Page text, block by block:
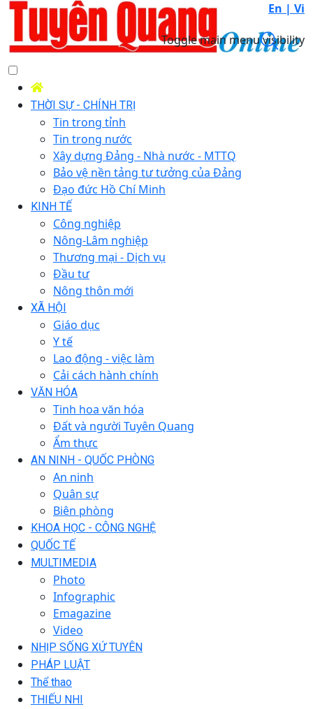
En | Vi
Toggle main menu visibility
THỜI SỰ - CHÍNH TRỊ
Tin trong tỉnh
Tin trong nước
Xây dựng Đảng - Nhà nước - MTTQ
Bảo vệ nền tảng tư tưởng của Đảng
Đạo đức Hồ Chí Minh
KINH TẾ
Công nghiệp
Nông-Lâm nghiệp
Thương mại - Dịch vụ
Đầu tư
Nông thôn mới
XÃ HỘI
Giáo dục
Y tế
Lao động - việc làm
Cải cách hành chính
VĂN HÓA
Tinh hoa văn hóa
Đất và người Tuyên Quang
Ẩm thực
AN NINH - QUỐC PHÒNG
An ninh
Quân sự
Biên phòng
KHOA HỌC - CÔNG NGHỆ
QUỐC TẾ
MULTIMEDIA
Photo
Infographic
Emagazine
Video
NHỊP SỐNG XỨ TUYÊN
PHÁP LUẬT
Thể thao
THIẾU NHI